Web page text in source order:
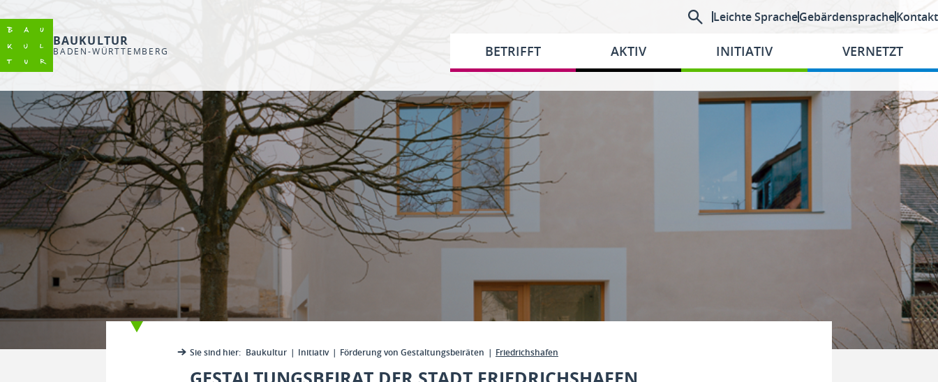
BAUKULTUR
BADEN-WÜRTTEMBERG
Leichte SpracheGebärdenspracheKontakt
BETRIFFT AKTIV INITIATIV VERNETZT
Sie sind hier: Baukultur Initiativ Förderung von Gestaltungsbeiräten Friedrichshafen